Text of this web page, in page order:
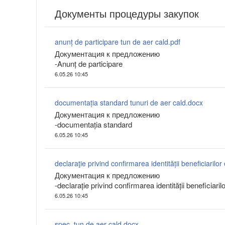
Документы процедуры закупок
anunț de participare tun de aer cald.pdf
Документация к предложению
-Anunț de participare
6.05.26 10:45
documentația standard tunuri de aer cald.docx
Документация к предложению
-documentația standard
6.05.26 10:45
Документация к предложению
-declarație privind confirmarea identității
6.05.26 10:45